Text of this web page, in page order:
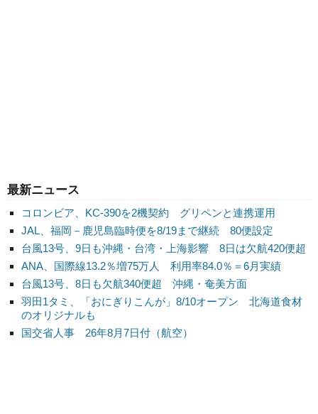
最新ニュース
コロンビア、KC-390を2機契約 グリペンと連携運用
JAL、福岡－鹿児島臨時便を8/19まで継続 80便設定
台風13号、9日も沖縄・台湾・上海影響 8日は欠航420便超
ANA、国際線13.2％増75万人 利用率84.0％＝6月実績
台風13号、8日も欠航340便超 沖縄・奄美方面
羽田1タミ、「おにぎりこんが」8/10オープン 北海道食材
のオリジナルも
国交省人事 26年8月7日付（航空）